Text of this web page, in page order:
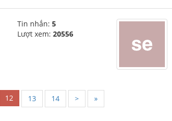
Tin nhắn: 5
Lượt xem: 20556
12 13 14 > »